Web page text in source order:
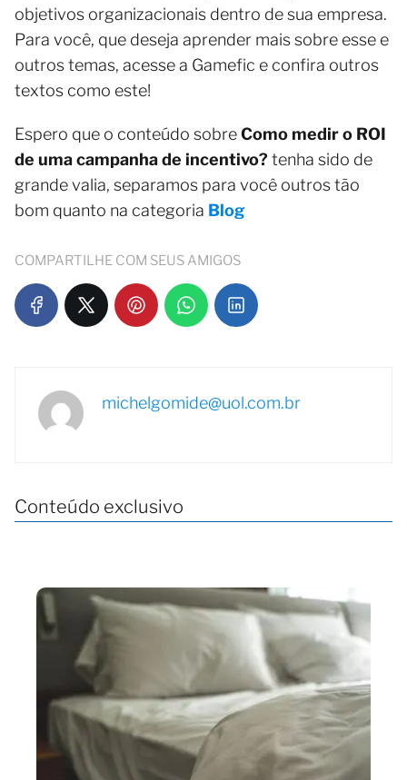
objetivos organizacionais dentro de sua empresa.
Para você, que deseja aprender mais sobre esse e
outros temas, acesse a Gamefic e confira outros
textos como este!
Espero que o conteúdo sobreComo medir o ROI
de uma campanha de incentivo?tenha sido de
grande valia, separamos para você outros tão
bom quanto na categoria Blog
COMPARTILHE COM SEUS AMIGOS
michelgomide@uol.com.br
Conteúdo exclusivo